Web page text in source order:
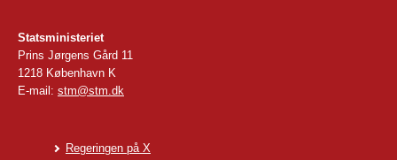
Statsministeriet
Prins Jørgens Gård 11
1218 København K
E-mail: stm@stm.dk
Regeringen på X